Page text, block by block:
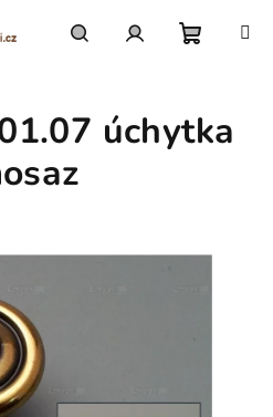
košík
úchytka